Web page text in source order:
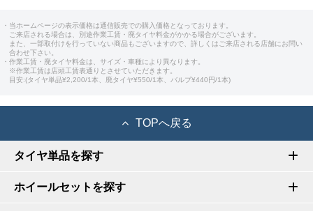
・当ホームページの表示価格は通信販売での購入価格となっております。
ご来店される場合は、別途作業工賃・廃タイヤ料金がかかる場合がございます。
また、一部取付けを行っていない商品もございますので、詳しくはご来店される店舗にお問い
合わせ下さい。
・作業工賃・廃タイヤ料金は、サイズ・車種により異なります。
※作業工賃は店頭工賃表通りとさせていただきます。
目安:(タイヤ単品¥2,200/1本、廃タイヤ¥550/1本、バルブ¥440円/1本)
TOPへ戻る
タイヤ単品を探す
ホイールセットを探す